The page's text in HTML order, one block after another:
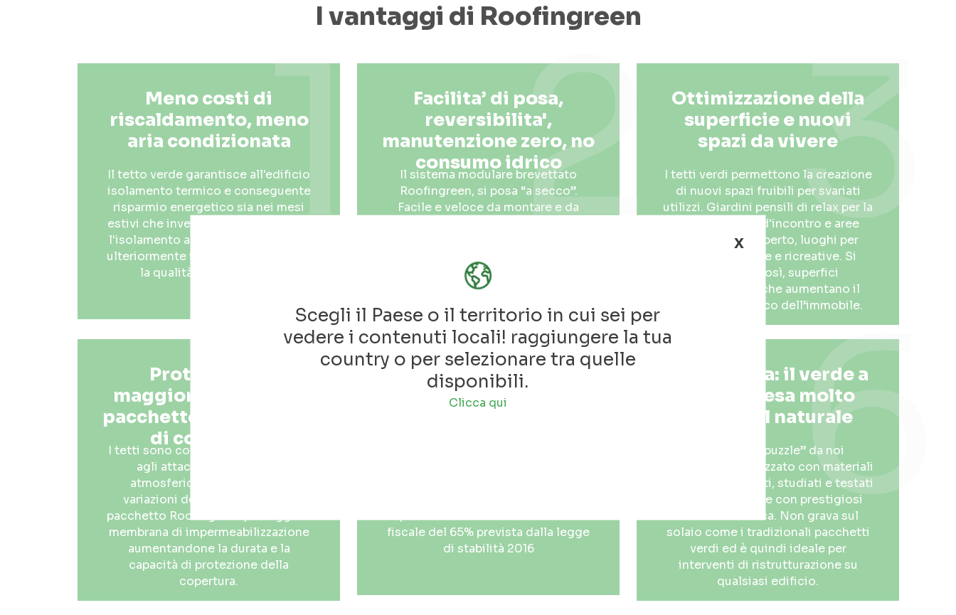
Scegli il Paese o il territorio in cui sei per
vedere i contenuti locali! raggiungere la tua
country o per selezionare tra quelle
disponibili.
Clicca qui
x
I vantaggi di Roofingreen
1
Meno costi di
riscaldamento, meno
aria condizionata
Il tetto verde garantisce all'edificio
isolamento termico e conseguente
risparmio energetico sia nei mesi
estivi che invernali. Migliora inoltre
l'isolamento acustico aumentando
ulteriormente il comfort abitativo e
la qualità dell'immobile.
2
Facilita’ di posa,
reversibilita',
manutenzione zero, no
consumo idrico
Il sistema modulare brevettato
Roofingreen, si posa “a secco”.
Facile e veloce da montare e da
Non richiede manutenzione, non
necessità di irrigazione.
3
Ottimizzazione della
superficie e nuovi
spazi da vivere
I tetti verdi permettono la creazione
di nuovi spazi fruibili per svariati
utilizzi. Giardini pensili di relax per la
famiglia, spazi d'incontro e aree
espositive all'aperto, luoghi per
attività sportive e ricreative. Si
realizzano così, superfici
supplementari che aumentano il
valore economico dell’immobile.
4
Protezione e
maggiore durata del
pacchetto superficiale
di copertura
I tetti sono continuamente esposti
agli attacchi degli agenti
atmosferici: sole, pioggia e
variazioni della temperatura. Il
pacchetto Roofingreen protegge le
membrana di impermeabilizzazione
aumentandone la durata e la
capacità di protezione della
copertura.
5
Sgravi fiscali:
ecobonus
fiscale del 65% prevista dalla legge
di stabilità 2016
6
Leggerezza: il verde a
moduli pesa molto
meno del naturale
Il sistema “a puzzle” da noi
brevettato, è realizzato con materiali
leggeri e resistenti, studiati e testati
in collaborazione con prestigiosi
istituti di ricerca. Non grava sul
solaio come i tradizionali pacchetti
verdi ed è quindi ideale per
interventi di ristrutturazione su
qualsiasi edificio.